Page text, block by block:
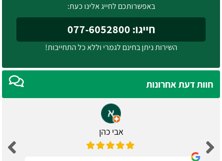
באפשרותכם לחייג אלינו כעת:
חייגו: 077-6052800
השירות ניתן בחינם לגמרי וללא כל התחייבות!
חוות דעת אחרונות
אבי כהן